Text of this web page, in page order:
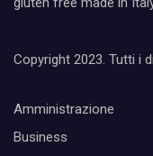
Copyright 2023. Tutti i
Amministrazione
Business